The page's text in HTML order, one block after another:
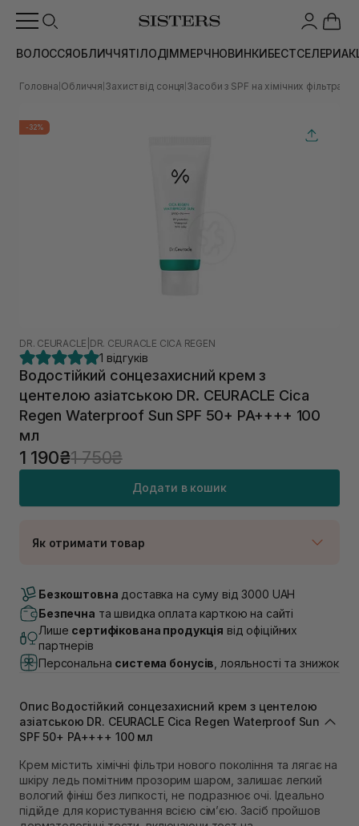
ВОЛОССЯОБЛИЧЧЯТІЛОДІММЕРЧНОВИНКИБЕСТСЕЛЕРИ
Головна Обличчя Захист від сонця Засоби з SPF на хімічних фільтрах
-32%
DR. CEURACLE DR. CEURACLE CICA REGEN
1 відгуків
Водостійкий сонцезахисний крем з
центелою азіатською DR. CEURACLE Cica
Regen Waterproof Sun SPF 50+ PA++++ 100
мл
1 190₴1 750₴
Додати в кошик
Як отримати товар
В наявності
Самовивіз м. Луцьк, вул. Винниченка 4
В наявності
Самовивіз м. Львів, вул. Академіка Підстригача, 1В
(Duck’s Lake)
В наявності
В наявності
Самовивіз м. Львів, вул. Степана Бандери 45
В наявності
В наявності
Самовивіз м. Рівне, вул. Кулика і Гудачека 23 (ТЦ
Екватор)
Немає в наявності!
Безкоштовна доставка на суму від 3000 UAH
Безпечна та швидка оплата карткою на сайті
Лише сертифікована продукція від офіційних
партнерів
Персональна система бонусів , лояльності та знижок
Опис Водостійкий сонцезахисний крем з центелою
азіатською DR. CEURACLE Cica Regen Waterproof Sun
SPF 50+ PA++++ 100 мл
Крем містить хімічні фільтри нового покоління та лягає на
шкіру ледь помітним прозорим шаром, залишає легкий
вологий фініш без липкості, не подразнює очі. Ідеально
підійде для користування всією сім’єю. Засіб пройшов